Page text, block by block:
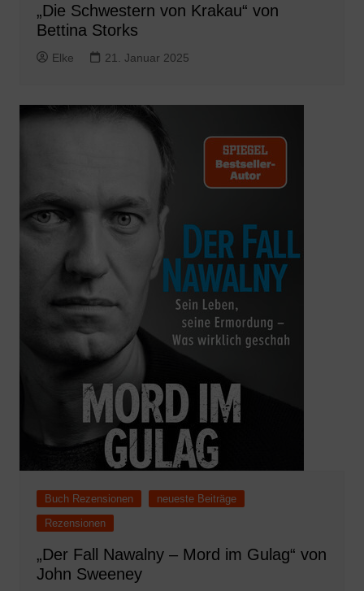
„Die Schwestern von Krakau“ von
Bettina Storks
Elke 21. Januar 2025
Buch Rezensionen
neueste Beiträge
Rezensionen
„Der Fall Nawalny – Mord im Gulag“ von
John Sweeney